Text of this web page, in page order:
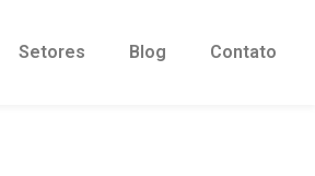
Setores Blog Contato